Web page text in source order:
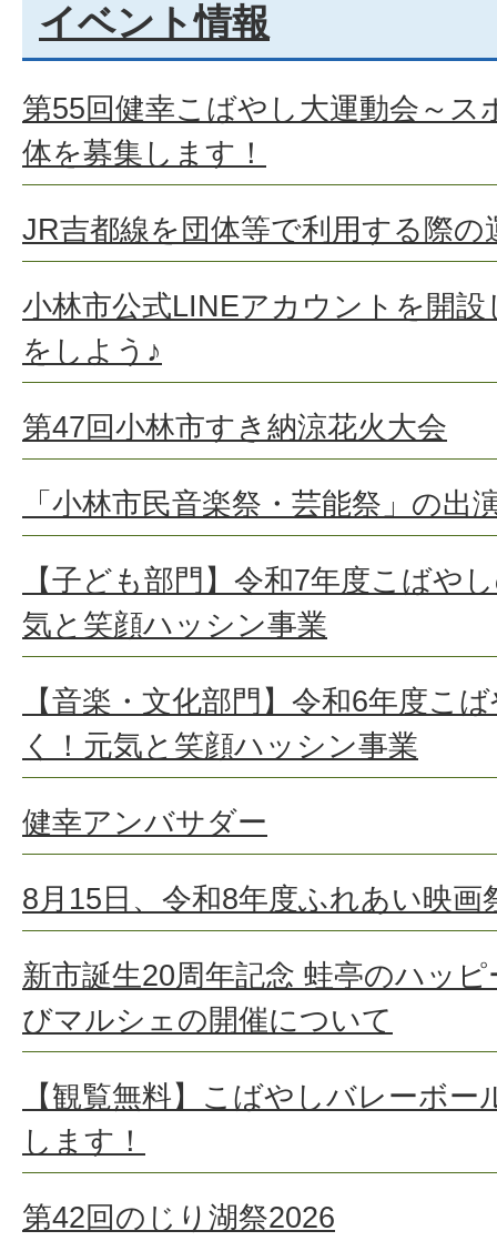
イベント情報
第55回健幸こばやし大運動会～ス
体を募集します！
JR吉都線を団体等で利用する際
小林市公式LINEアカウントを開
をしよう♪
第47回小林市すき納涼花火大会
「小林市民音楽祭・芸能祭」の出
【子ども部門】令和7年度こばや
気と笑顔ハッシン事業
【音楽・文化部門】令和6年度こ
く！元気と笑顔ハッシン事業
健幸アンバサダー
8月15日、令和8年度ふれあい映画
新市誕生20周年記念 蛙亭のハッ
びマルシェの開催について
【観覧無料】こばやしバレーボ
します！
第42回のじり湖祭2026